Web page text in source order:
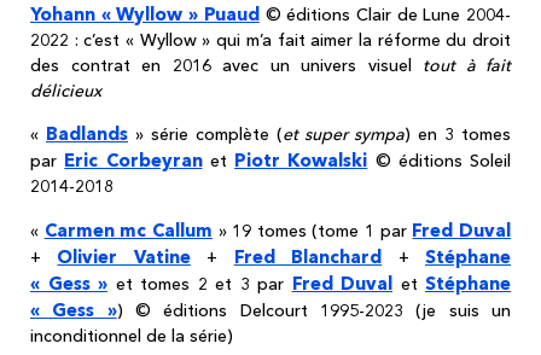
Yohann « Wyllow » Puaud © éditions Clair de Lune 2004-
2022 : c’est « Wyllow » qui m’a fait aimer la réforme du droit
des contrat en 2016 avec un univers visuel tout à fait
délicieux
« Badlands » série complète (et super sympa) en 3 tomes
par Eric Corbeyranet Piotr Kowalski © éditions Soleil
2014-2018
« Carmen mc Callum » 19 tomes (tome 1 par Fred Duval
+ Olivier Vatine+ Fred Blanchard +Stéphane
« Gess » et tomes 2 et 3 par Fred Duval et Stéphane
« Gess ») © éditions Delcourt 1995-2023 (je suis un
inconditionnel de la série)